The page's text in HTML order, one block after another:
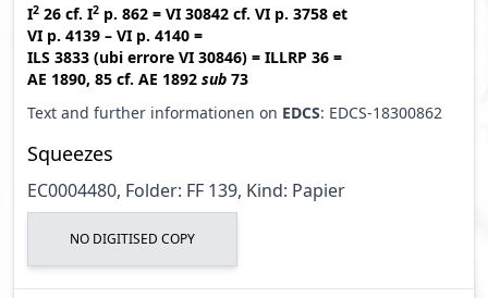
I2 26 cf. I2 p. 862 = VI 30842 cf. VI p. 3758 et
VI p. 4139 – VI p. 4140 =
ILS 3833 (ubi errore VI 30846) = ILLRP 36 =
AE 1890, 85 cf. AE 1892 sub 73
Text and further informationen on EDCS: EDCS-18300862
Squeezes
EC0004480, Folder: FF 139, Kind: Papier
NO DIGITISED COPY